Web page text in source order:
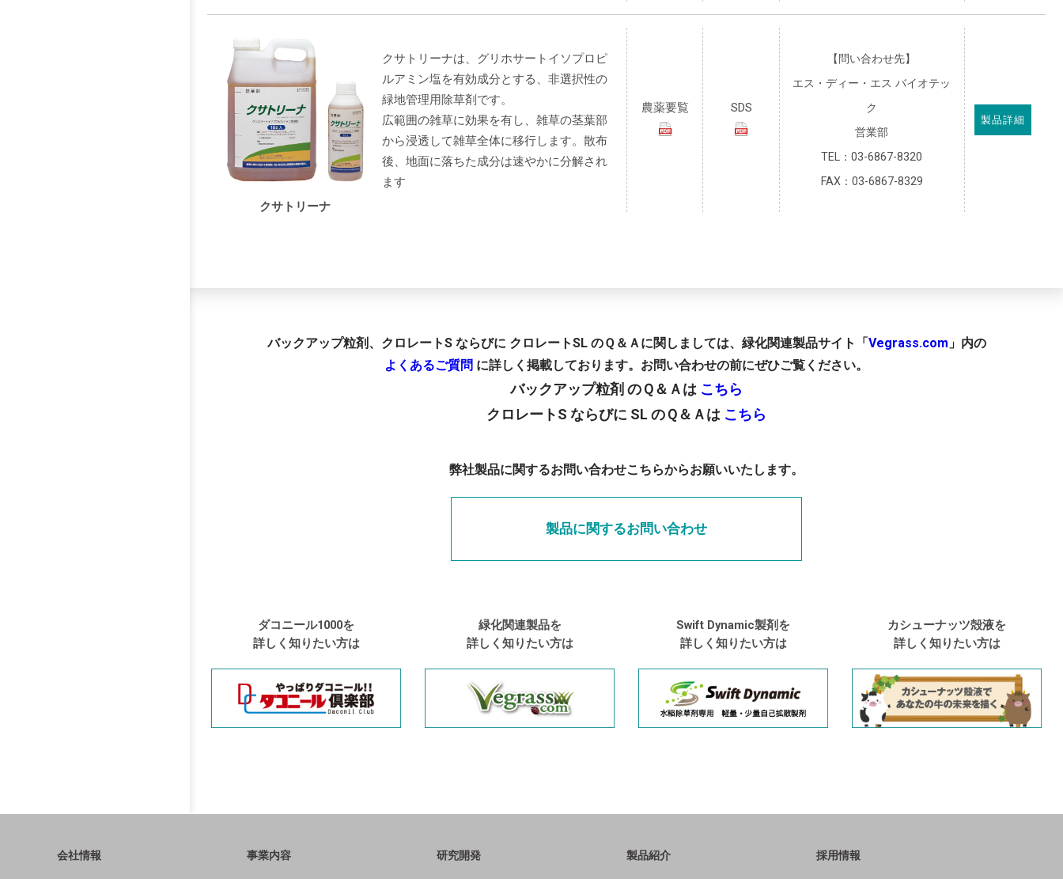
クサトリーナ
クサトリーナは、グリホサートイソプロピ
ルアミン塩を有効成分とする、非選択性の
緑地管理用除草剤です。
広範囲の雑草に効果を有し、雑草の茎葉部
から浸透して雑草全体に移行します。散布
後、地面に落ちた成分は速やかに分解され
ます
農薬要覧 SDS
【問い合わせ先】
エス・ディー・エス バイオテッ
ク
営業部
TEL：03-6867-8320
FAX：03-6867-8329
製品詳細
バックアップ粒剤、クロレートS ならびに クロレートSL のＱ＆Ａに関しましては、緑化関連製品サイト「 Vegrass.com 」内の
よくあるご質問 に詳しく掲載しております。お問い合わせの前にぜひご覧ください。
バックアップ粒剤 のＱ＆Ａは こちら
クロレートS ならびに SL のＱ＆Ａは こちら
弊社製品に関するお問い合わせこちらからお願いいたします。
製品に関するお問い合わせ
ダコニール1000を
詳しく知りたい方は
緑化関連製品を
詳しく知りたい方は
Swift Dynamic製剤を
詳しく知りたい方は
カシューナッツ殻液を
詳しく知りたい方は
会社情報 事業内容 研究開発 製品紹介 採用情報